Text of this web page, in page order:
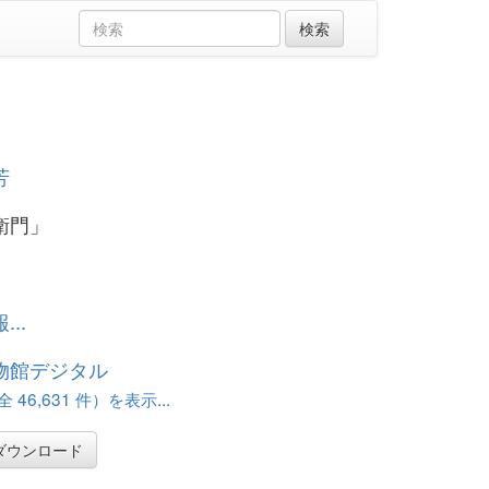
門」
...
館デジタル
46,631 件）を表示...
ウンロード